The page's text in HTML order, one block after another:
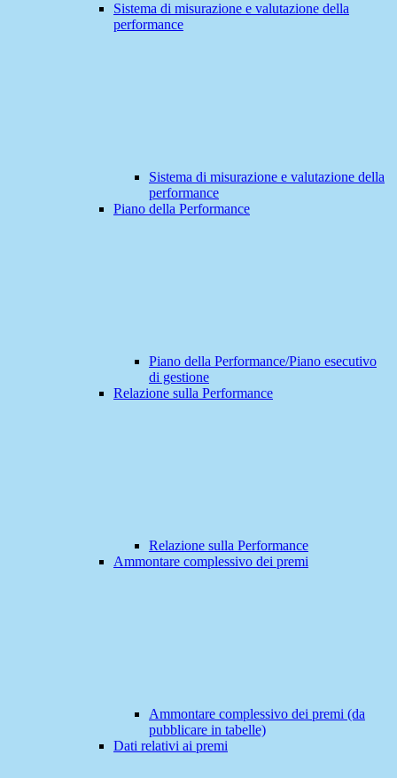
Sistema di misurazione e valutazione della
performance
Sistema di misurazione e valutazione della
performance
Piano della Performance
Piano della Performance/Piano esecutivo
di gestione
Relazione sulla Performance
Relazione sulla Performance
Ammontare complessivo dei premi
Ammontare complessivo dei premi (da
pubblicare in tabelle)
Dati relativi ai premi